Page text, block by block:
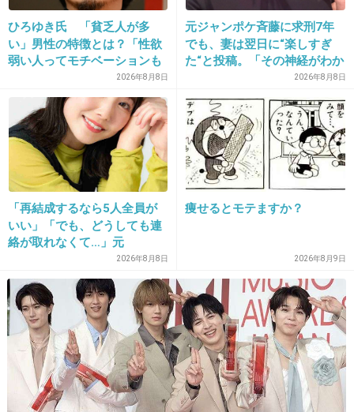
+224 -8
2013/12/12(木) 21:22:43
もしホントに別居してたら引くわ…
石田純一のこと子種としか思ってないみたい…
+281
15. 匿名2013/12/12(木) 21:23:05
火のない所に煙は立たないって言うからね
+140 -8
ひろゆき氏 「貧乏人が多
い」男性の特徴とは？「性欲
弱い人ってモチベーションも
低いので貧乏人多い」2026年8月8日
元ジャンポケ斉藤に求刑7年
でも、妻は翌日に“楽しすぎ
た“と投稿。「その神経がわか
2026年8月8日
「再結成するなら5人全員が
いい」「でも、どうしても連
絡が取れなくて…」元
ZONE・MIZUHO（38）が明
かす「19年ぶりに芸能界復
帰」した本当の理由
2026年8月8日
痩せるとモテますか？
2026年8月9日